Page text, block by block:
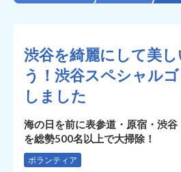
渋谷を綺麗にして美
う！渋谷スペシャル
しました
海の日を前に表参道・原宿・渋谷
を総勢500名以上で大掃除！
ボランティア